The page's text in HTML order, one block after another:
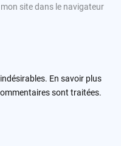
site dans le navigateur
En savoir plus
sont traitées.